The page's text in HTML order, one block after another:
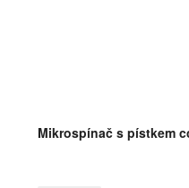
Mikrospínač s pístkem